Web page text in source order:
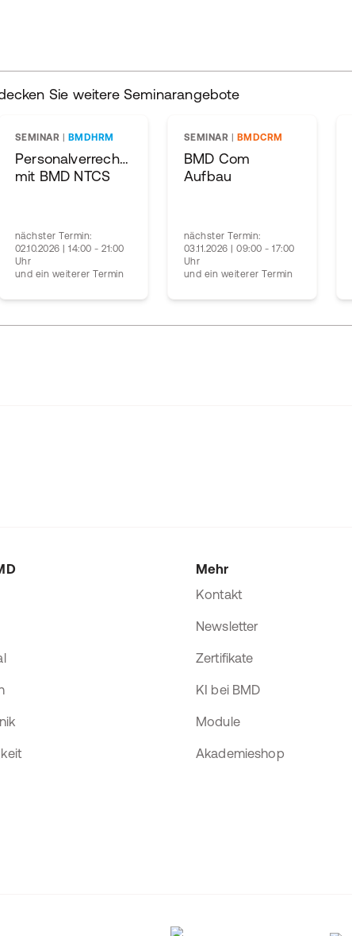
Sie weitere Seminarangebote
SEMINAR BMDHRM
Personalverrechnungslehrgang
mit BMD NTCS
nächster Termin:
02.10.2026 | 14:00 - 21:00
Uhr
und ein weiterer Termin
SEMINAR BMDCRM
BMD Com
Aufbau
nächster Termin:
03.11.2026 | 09:00 - 17:00
Uhr
und ein weiterer Termin
Mehr
Kontakt
Newsletter
Zertifikate
KI bei BMD
Module
Akademieshop